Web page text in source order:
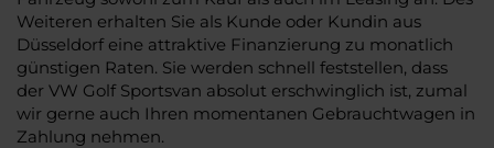
Weiteren erhalten Sie als Kunde oder Kundin aus
Düsseldorf eine attraktive Finanzierung zu monatlich
günstigen Raten. Sie werden schnell feststellen, dass
der VW Golf Sportsvan absolut erschwinglich ist, zumal
wir gerne auch Ihren momentanen Gebrauchtwagen in
Zahlung nehmen.